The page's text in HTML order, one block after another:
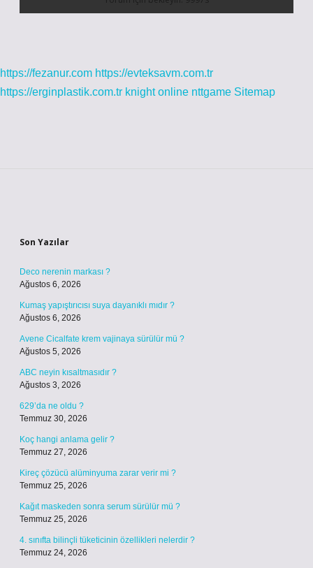
https://fezanur.com https://evteksavm.com.tr
https://erginplastik.com.tr knight online nttgame Sitemap
Son Yazılar
Deco nerenin markası ?
Ağustos 6, 2026
Kumaş yapıştırıcısı suya dayanıklı mıdır ?
Ağustos 6, 2026
Avene Cicalfate krem vajinaya sürülür mü ?
Ağustos 5, 2026
ABC neyin kısaltmasıdır ?
Ağustos 3, 2026
629’da ne oldu ?
Temmuz 30, 2026
Koç hangi anlama gelir ?
Temmuz 27, 2026
Kireç çözücü alüminyuma zarar verir mi ?
Temmuz 25, 2026
Kağıt maskeden sonra serum sürülür mü ?
Temmuz 25, 2026
4. sınıfta bilinçli tüketicinin özellikleri nelerdir ?
Temmuz 24, 2026